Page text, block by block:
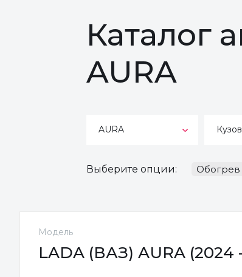
Каталог
AURA
AURA Кузов
Выберите опции: Обогрев
Модель
LADA (ВАЗ) AURA (2024